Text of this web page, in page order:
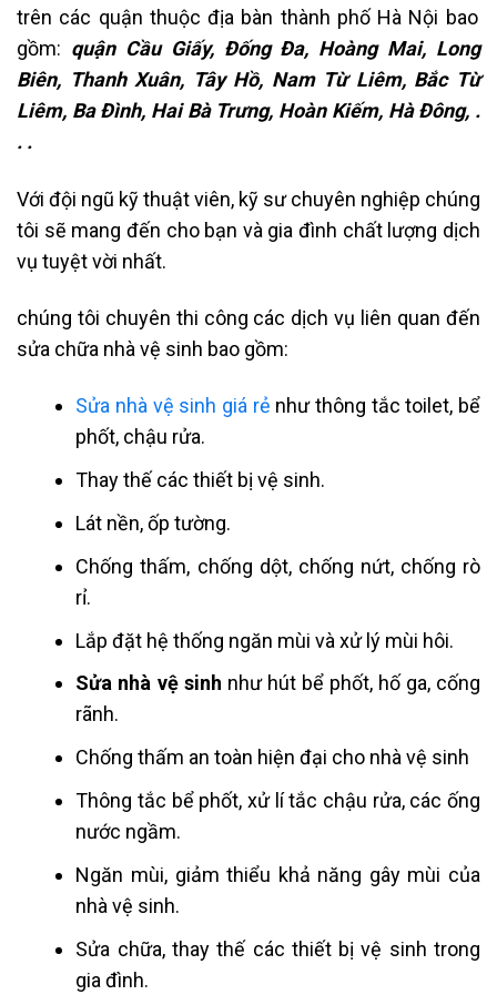
trên các quận thuộc địa bàn thành phố Hà Nội bao
gồm: quận Cầu Giấy, Đống Đa, Hoàng Mai, Long
Biên, Thanh Xuân, Tây Hồ, Nam Từ Liêm, Bắc Từ
Liêm, Ba Đình, Hai Bà Trưng, Hoàn Kiếm, Hà Đông, .
. .
Với đội ngũ kỹ thuật viên, kỹ sư chuyên nghiệp chúng
tôi sẽ mang đến cho bạn và gia đình chất lượng dịch
vụ tuyệt vời nhất.
chúng tôi chuyên thi công các dịch vụ liên quan đến
sửa chữa nhà vệ sinh bao gồm:
Sửa nhà vệ sinh giá rẻ như thông tắc toilet, bể
phốt, chậu rửa.
Thay thế các thiết bị vệ sinh.
Lát nền, ốp tường.
Chống thấm, chống dột, chống nứt, chống rò
rỉ.
Lắp đặt hệ thống ngăn mùi và xử lý mùi hôi.
Sửa nhà vệ sinh như hút bể phốt, hố ga, cống
rãnh.
Chống thấm an toàn hiện đại cho nhà vệ sinh
Thông tắc bể phốt, xử lí tắc chậu rửa, các ống
nước ngầm.
Ngăn mùi, giảm thiểu khả năng gây mùi của
nhà vệ sinh.
Sửa chữa, thay thế các thiết bị vệ sinh trong
gia đình.